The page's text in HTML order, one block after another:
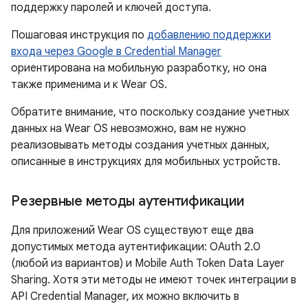
поддержку паролей и ключей доступа.
Пошаговая инструкция по добавлению поддержки
входа через Google в Credential Manager
ориентирована на мобильную разработку, но она
также применима и к Wear OS.
Обратите внимание, что поскольку создание учетных
данных на Wear OS невозможно, вам не нужно
реализовывать методы создания учетных данных,
описанные в инструкциях для мобильных устройств.
Резервные методы аутентификации
Для приложений Wear OS существуют еще два
допустимых метода аутентификации: OAuth 2.0
(любой из вариантов) и Mobile Auth Token Data Layer
Sharing. Хотя эти методы не имеют точек интеграции в
API Credential Manager, их можно включить в